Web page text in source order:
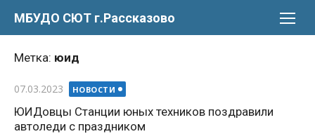
МБУДО СЮТ г.Рассказово
Метка: юид
Опубликовано
07.03.2023 НОВОСТИ
ЮИДовцы Станции юных техников поздравили
автоледи с праздником